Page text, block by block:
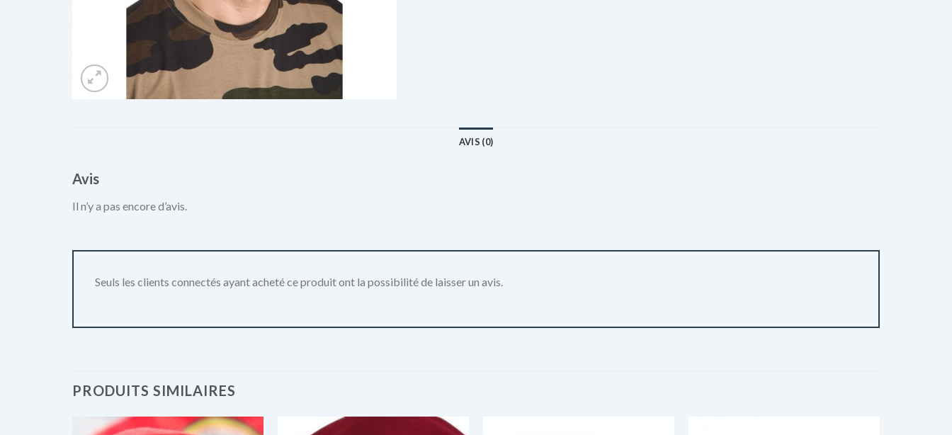
AVIS (0)
Avis
Il n’y a pas encore d’avis.
Seuls les clients connectés ayant acheté ce produit ont la possibilité de laisser un avis.
PRODUITS SIMILAIRES